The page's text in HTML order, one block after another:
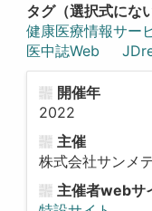
タグ（選択式にな
健康医療情報サー
医中誌Web
開催年
2022
主催
株式会社サンメ
主催者webサ